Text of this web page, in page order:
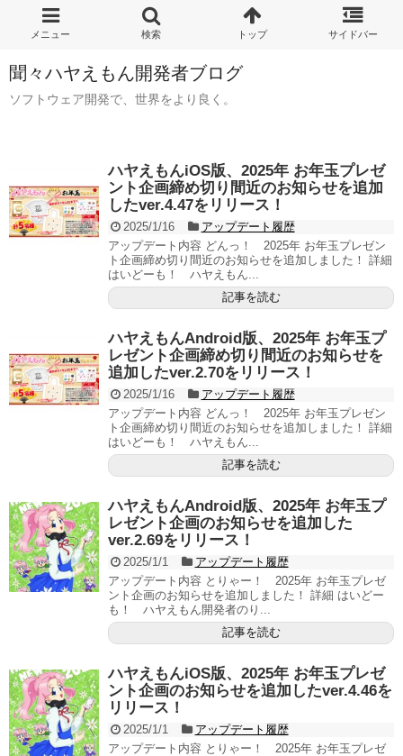
聞々ハヤえもん開発者ブログ
ソフトウェア開発で、世界をより良く。
ハヤえもんiOS版、2025年 お年玉プレゼ
ント企画締め切り間近のお知らせを追加
したver.4.47をリリース！
2025/1/16
アップデート履歴
アップデート内容 どんっ！ 2025年 お年玉プレゼン
ト企画締め切り間近のお知らせを追加しました！ 詳細
はいどーも！ ハヤえもん...
記事を読む
ハヤえもんAndroid版、2025年 お年玉プ
レゼント企画締め切り間近のお知らせを
追加したver.2.70をリリース！
2025/1/16
アップデート履歴
アップデート内容 どんっ！ 2025年 お年玉プレゼン
ト企画締め切り間近のお知らせを追加しました！ 詳細
はいどーも！ ハヤえもん...
記事を読む
ハヤえもんAndroid版、2025年 お年玉プ
レゼント企画のお知らせを追加した
ver.2.69をリリース！
2025/1/1
アップデート履歴
アップデート内容 とりゃー！ 2025年 お年玉プレゼ
ント企画のお知らせを追加しました！ 詳細 はいどー
も！ ハヤえもん開発者のり...
記事を読む
ハヤえもんiOS版、2025年 お年玉プレゼ
ント企画のお知らせを追加したver.4.46を
リリース！
2025/1/1
アップデート履歴
アップデート内容 とりゃー！ 2025年 お年玉プレゼ